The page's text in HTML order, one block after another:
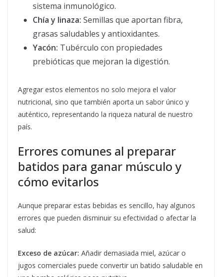
sistema inmunológico.
Chía y linaza: Semillas que aportan fibra,
grasas saludables y antioxidantes.
Yacón: Tubérculo con propiedades
prebióticas que mejoran la digestión.
Agregar estos elementos no solo mejora el valor
nutricional, sino que también aporta un sabor único y
auténtico, representando la riqueza natural de nuestro
país.
Errores comunes al preparar
batidos para ganar músculo y
cómo evitarlos
Aunque preparar estas bebidas es sencillo, hay algunos
errores que pueden disminuir su efectividad o afectar la
salud:
Exceso de azúcar: Añadir demasiada miel, azúcar o
jugos comerciales puede convertir un batido saludable en